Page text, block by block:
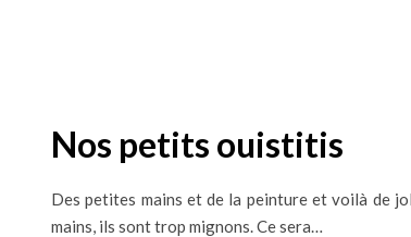
Nos petits ouistitis
Des petites mains et de la peinture et voilà de
mains, ils sont trop mignons. Ce sera…